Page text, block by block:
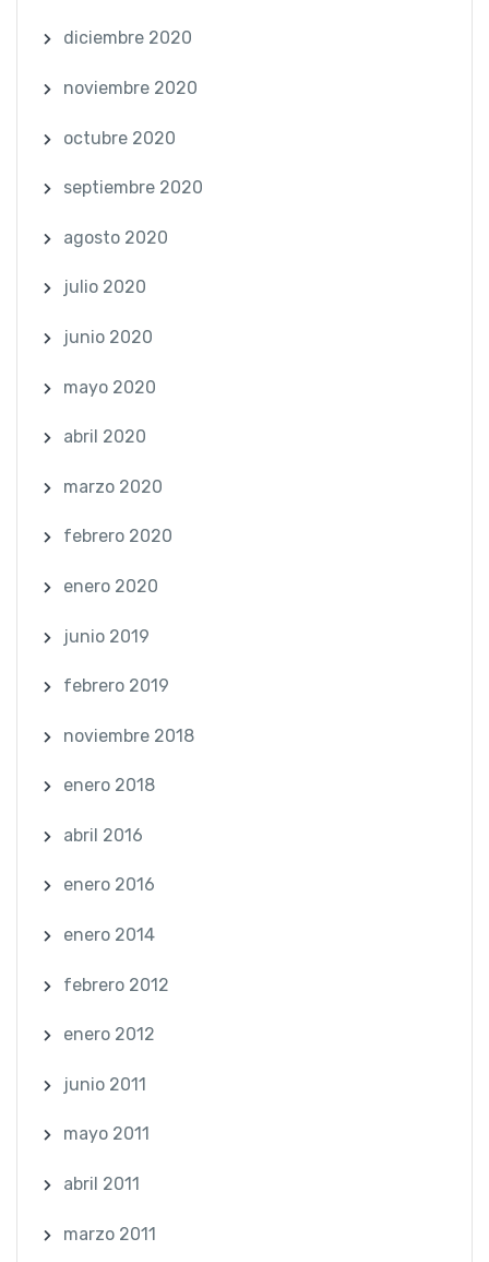
diciembre 2020
noviembre 2020
octubre 2020
septiembre 2020
agosto 2020
julio 2020
junio 2020
mayo 2020
abril 2020
marzo 2020
febrero 2020
enero 2020
junio 2019
febrero 2019
noviembre 2018
enero 2018
abril 2016
enero 2016
enero 2014
febrero 2012
enero 2012
junio 2011
mayo 2011
abril 2011
marzo 2011